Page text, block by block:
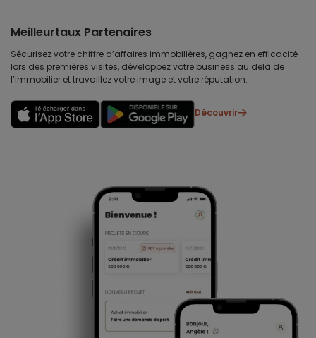
Meilleurtaux Partenaires
Sécurisez votre chiffre d’affaires immobilières, gagnez en efficacité
lors des premières visites, développez votre business au delà de
l’immobilier et travaillez votre image et votre réputation.
Découvrir